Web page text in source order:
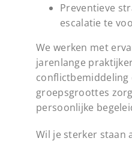
Preventieve
escalatie te
We werken met
jarenlange
conflictbemiddeling
groepsgroottes
persoonlijke
Wil je sterker staan